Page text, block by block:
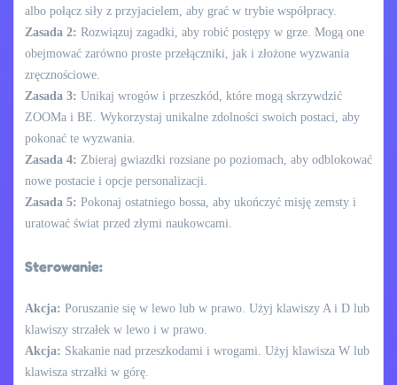
albo połącz siły z przyjacielem, aby grać w trybie współpracy.
Zasada 2: Rozwiązuj zagadki, aby robić postępy w grze. Mogą one
obejmować zarówno proste przełączniki, jak i złożone wyzwania
zręcznościowe.
Zasada 3: Unikaj wrogów i przeszkód, które mogą skrzywdzić
ZOOMa i BE. Wykorzystaj unikalne zdolności swoich postaci, aby
pokonać te wyzwania.
Zasada 4: Zbieraj gwiazdki rozsiane po poziomach, aby odblokować
nowe postacie i opcje personalizacji.
Zasada 5: Pokonaj ostatniego bossa, aby ukończyć misję zemsty i
uratować świat przed złymi naukowcami.
Sterowanie:
Akcja: Poruszanie się w lewo lub w prawo. Użyj klawiszy A i D lub
klawiszy strzałek w lewo i w prawo.
Akcja: Skakanie nad przeszkodami i wrogami. Użyj klawisza W lub
klawisza strzałki w górę.